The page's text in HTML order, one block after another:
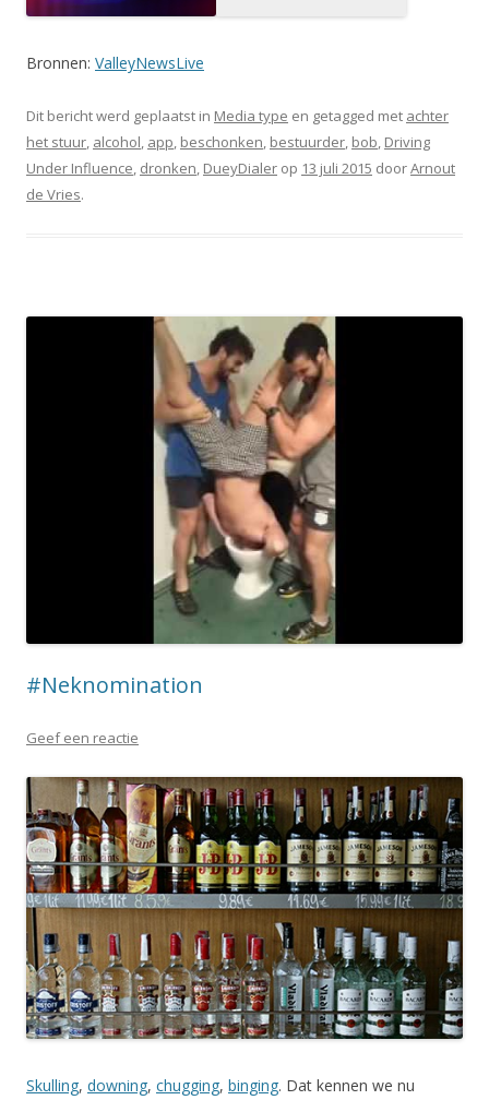
Bronnen: ValleyNewsLive
Dit bericht werd geplaatst in Media type en getagged met achter
het stuur, alcohol, app, beschonken, bestuurder, bob, Driving
Under Influence, dronken, DueyDialer op 13 juli 2015 doorArnout
de Vries.
#Neknomination
Geef een reactie
Skulling, downing, chugging, binging. Dat kennen we nu